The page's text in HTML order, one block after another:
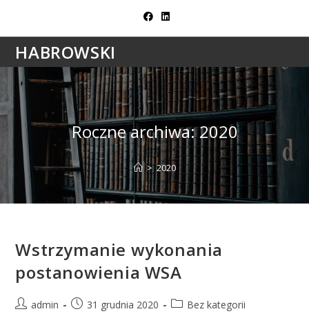
HABROWSKI
Roczne archiwa: 2020
> 2020
Wstrzymanie wykonania
postanowienia WSA
Postadmin
Post31 grudnia 2020
PostBez kategorii